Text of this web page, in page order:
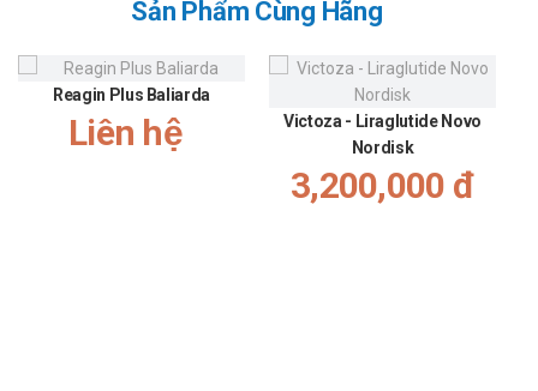
Sản Phẩm Cùng Hãng
Reagin Plus Baliarda
Liên hệ
Victoza - Liraglutide Novo
Nordisk
3,200,000 đ